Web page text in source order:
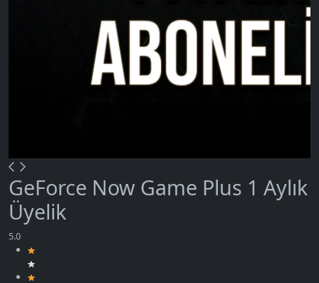
GeForce Now Game Plus 1 Aylık
Üyelik